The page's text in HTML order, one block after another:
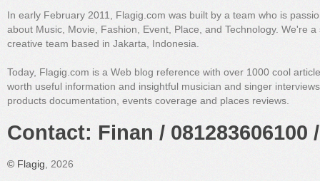
In early February 2011, Flagig.com was built by a team who is
about Music, Movie, Fashion, Event, Place, and Technology. We're a
creative team based in Jakarta, Indonesia.
Today, Flagig.com is a Web blog reference with over 1000 cool
worth useful information and insightful musician and singer
products documentation, events coverage and places reviews.
Contact: Finan /
© Flagig , 2026